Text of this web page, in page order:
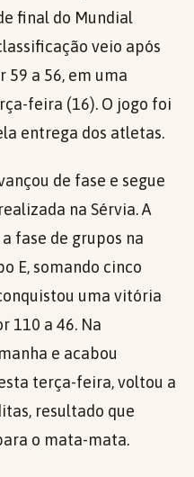
final do Mundial
veio após
59 a 56, em uma
feira (16). O jogo foi
entrega dos atletas.
de fase e segue
na Sérvia. A
fase de grupos na
E, somando cinco
uma vitória
110 a 46. Na
e acabou
terça-feira, voltou a
resultado que
o mata-mata.